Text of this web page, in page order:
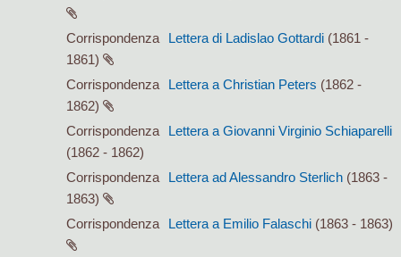
Corrispondenza Lettera di Ladislao Gottardi (1861 -
1861)
Corrispondenza
Lettera a Christian Peters (1862 -
1862)
Corrispondenza
Lettera a Giovanni Virginio Schiaparelli
(1862 - 1862)
Corrispondenza
Lettera ad Alessandro Sterlich (1863 -
1863)
Corrispondenza
Lettera a Emilio Falaschi (1863 - 1863)